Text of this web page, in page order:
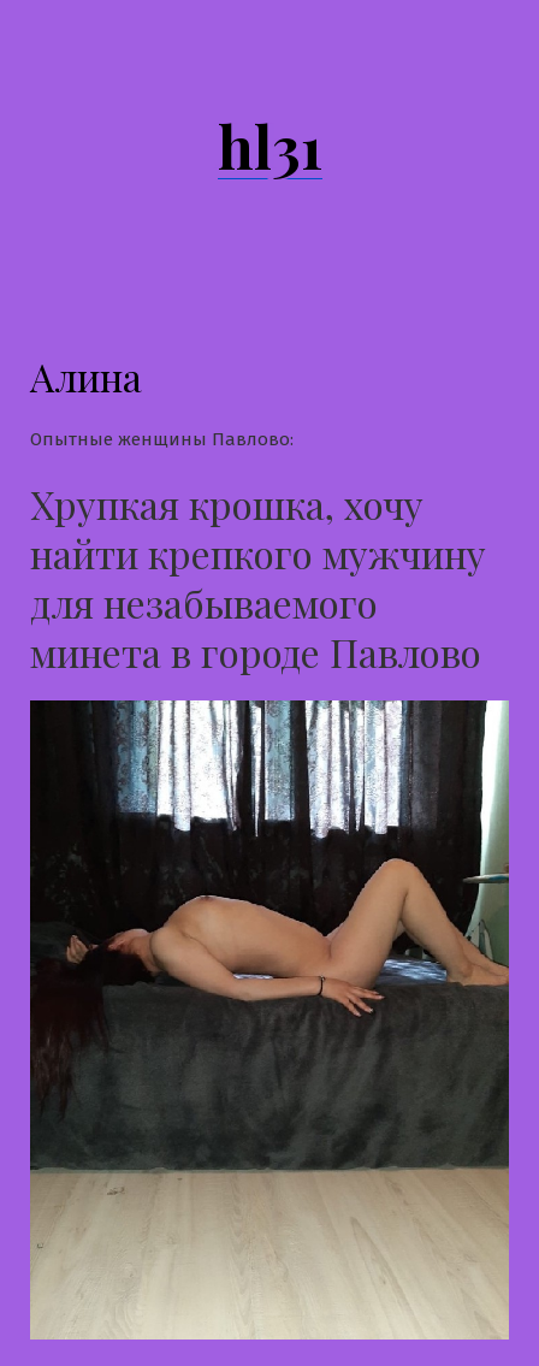
hl31
Алина
Опытные женщины Павлово:
Хрупкая крошка, хочу
найти крепкого мужчину
для незабываемого
минета в городе Павлово